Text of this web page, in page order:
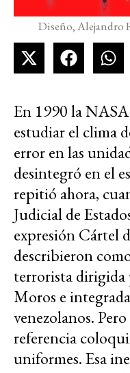
Diseño, Alejandro
En 1990 la
estudiar el clima
error en las
desintegró en el
repitió ahora,
Judicial de
expresión Cártel
describieron
terrorista
Moros e
venezolanos.
referencia
uniformes. Esa